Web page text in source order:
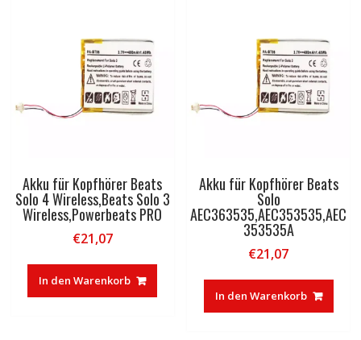
Akku für Kopfhörer Beats
Solo 4 Wireless,Beats Solo 3
Wireless,Powerbeats PRO
€21,07
In den Warenkorb
Akku für Kopfhörer Beats
Solo
AEC363535,AEC353535,AEC
353535A
€21,07
In den Warenkorb